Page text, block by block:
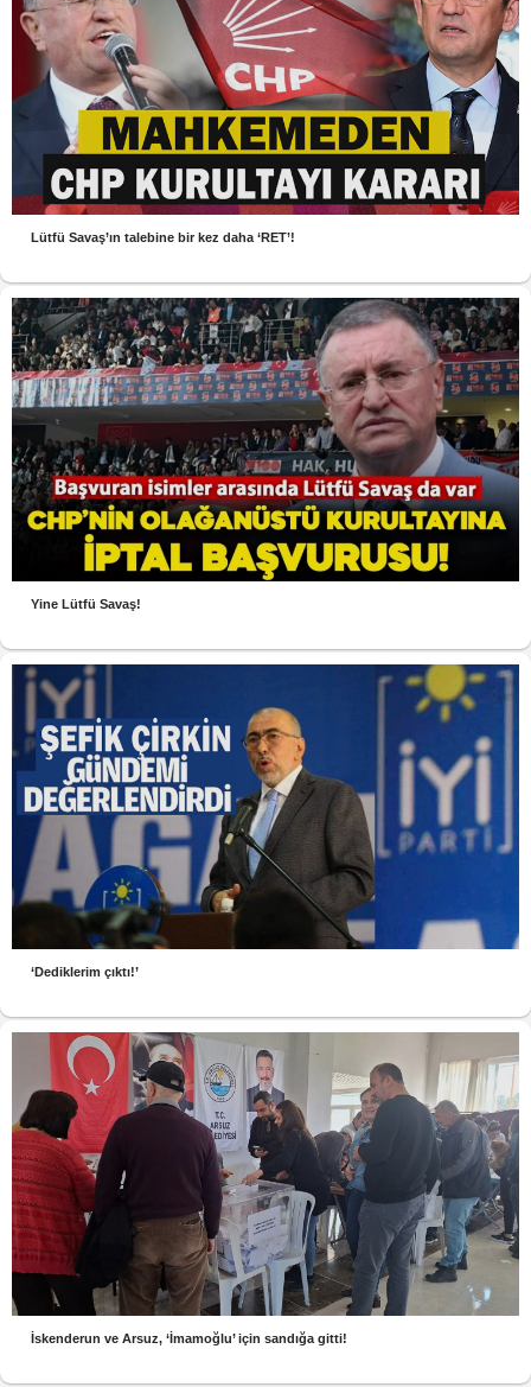
Lütfü Savaş’ın talebine bir kez daha ‘RET’!
Yine Lütfü Savaş!
‘Dediklerim çıktı!’
İskenderun ve Arsuz, ‘İmamoğlu’ için sandığa gitti!